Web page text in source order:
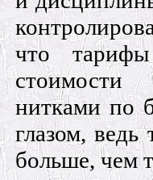
что
стоимости
нитками по
глазом,
больше, чем